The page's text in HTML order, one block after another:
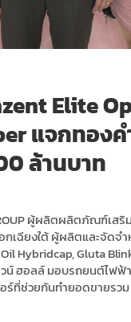
Elite
แจกทอ
ล้านบาท
ผู้ผลิตผลิตภัณฑ์เส
เฉียงใต้ ผู้ผลิตและจัดจ
Gluta
น์ ฮอลล์ มอบรถยนต์ไฟฟ้
ที่ช่วยกันทำยอดขายร